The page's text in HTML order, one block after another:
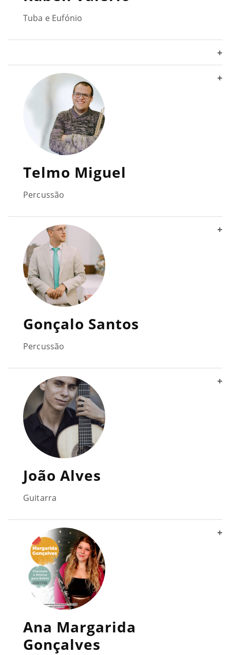
Tuba e Eufónio
+
+
Telmo Miguel
Percussão
+
Gonçalo Santos
Percussão
+
João Alves
Guitarra
+
Ana Margarida
Gonçalves